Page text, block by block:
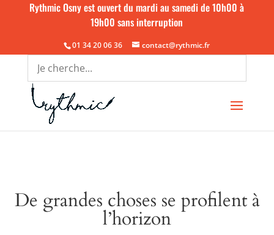
Rythmic Osny est ouvert du mardi au samedi de 10h00 à
19h00 sans interruption
01 34 20 06 36 contact@rythmic.fr
De grandes choses se profilent à
l’horizon